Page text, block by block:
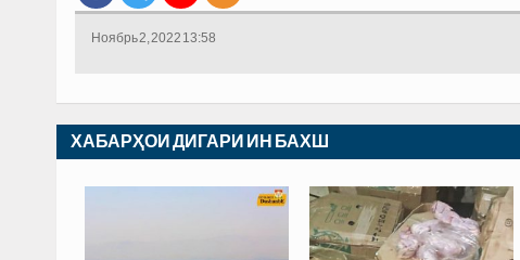
Ноябрь 2, 2022 13:58
ХАБАРҲОИ ДИГАРИ ИН БАХШ